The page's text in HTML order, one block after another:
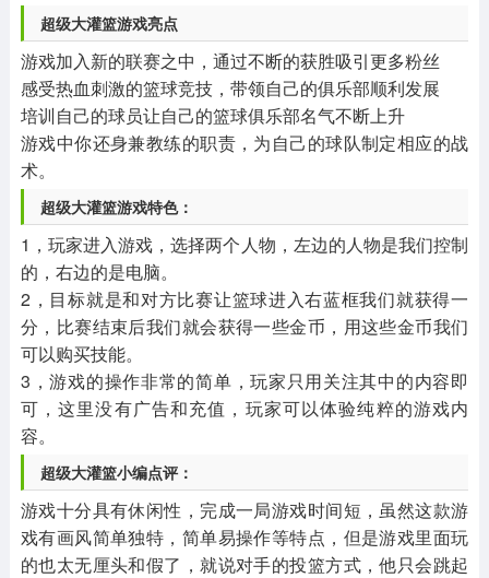
超级大灌篮游戏亮点
游戏加入新的联赛之中，通过不断的获胜吸引更多粉丝
感受热血刺激的篮球竞技，带领自己的俱乐部顺利发展
培训自己的球员让自己的篮球俱乐部名气不断上升
游戏中你还身兼教练的职责，为自己的球队制定相应的战
术。
超级大灌篮游戏特色：
1，玩家进入游戏，选择两个人物，左边的人物是我们控制
的，右边的是电脑。
2，目标就是和对方比赛让篮球进入右蓝框我们就获得一
分，比赛结束后我们就会获得一些金币，用这些金币我们
可以购买技能。
3，游戏的操作非常的简单，玩家只用关注其中的内容即
可，这里没有广告和充值，玩家可以体验纯粹的游戏内
容。
超级大灌篮小编点评：
游戏十分具有休闲性，完成一局游戏时间短，虽然这款游
戏有画风简单独特，简单易操作等特点，但是游戏里面玩
的也太无厘头和假了，就说对手的投篮方式，他只会跳起